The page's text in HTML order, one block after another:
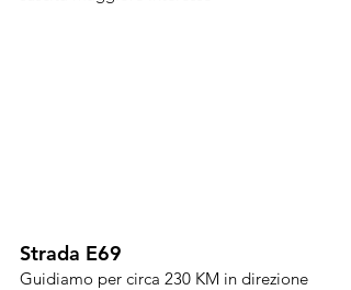
Strada E69
Guidiamo per circa 230 KM in direzione